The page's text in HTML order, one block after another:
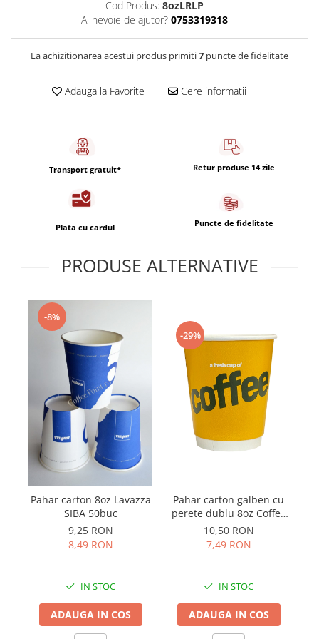
Cafea macinata
Cod Produs: 8ozLRLP
Ai nevoie de ajutor? 0753319318
La achizitionarea acestui produs primiti7 puncte de fidelitate
Adauga la Favorite Cere informatii
Transport gratuit* Retur produse 14 zile
Plata cu cardul Puncte de fidelitate
PRODUSE ALTERNATIVE
-8%
Pahar carton 8oz Lavazza
SIBA 50buc
9,25 RON
8,49 RON
IN STOC
ADAUGA IN COS
-29%
Pahar carton galben cu
perete dublu 8oz Coffee
25buc
10,50 RON
7,49 RON
IN STOC
ADAUGA IN COS